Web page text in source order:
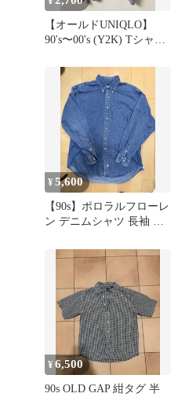
【オールドUNIQLO】
90's〜00's (Y2K) Tシャツ
¥5,600
【90s】ポロラルフローレ
ン デニムシャツ 長袖 紺
¥6,500
90s OLD GAP 紺タグ 半